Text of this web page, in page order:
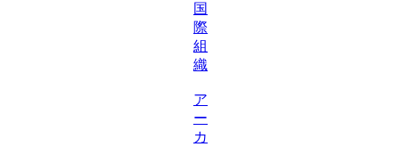
国
際
組
織
ア
ー
カ